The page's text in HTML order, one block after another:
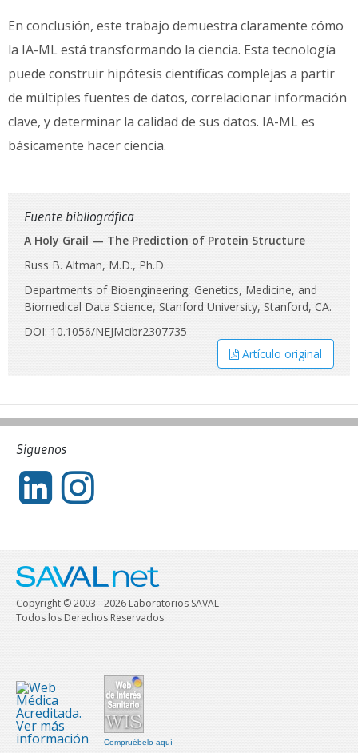
En conclusión, este trabajo demuestra claramente cómo
la IA-ML está transformando la ciencia. Esta tecnología
puede construir hipótesis científicas complejas a partir
de múltiples fuentes de datos, correlacionar información
clave, y determinar la calidad de sus datos. IA-ML es
básicamente hacer ciencia.
Fuente bibliográfica
A Holy Grail — The Prediction of Protein Structure
Russ B. Altman, M.D., Ph.D.
Departments of Bioengineering, Genetics, Medicine, and
Biomedical Data Science, Stanford University, Stanford, CA.
DOI: 10.1056/NEJMcibr2307735
Artículo original
Síguenos
Copyright © 2003 - 2026 Laboratorios SAVAL
Todos los Derechos Reservados
Compruébelo aquí